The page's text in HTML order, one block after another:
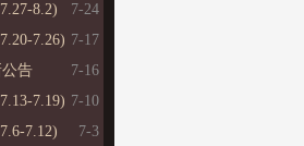
8.2)
7-24
7.26) 7-17
公告
7-16
7.19) 7-10
7.12)
7-3